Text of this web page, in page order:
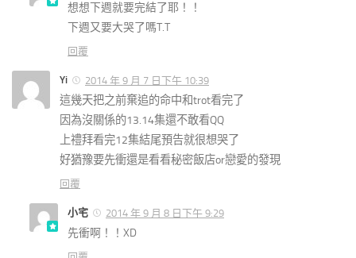
想想下週就要完結了耶！！
下週又要大哭了嗎T.T
回覆
Yi 2014 年 9 月 7 日下午 10:39
這幾天把之前棄追的命中和trot看完了
因為沒關係的13.14集還不敢看QQ
上禮拜看完12集結尾預告就很想哭了
好猶豫要先衝還是看看秘密飯店or戀愛的發現
回覆
小宅 2014 年 9 月 8 日下午 9:29
先衝啊！！XD